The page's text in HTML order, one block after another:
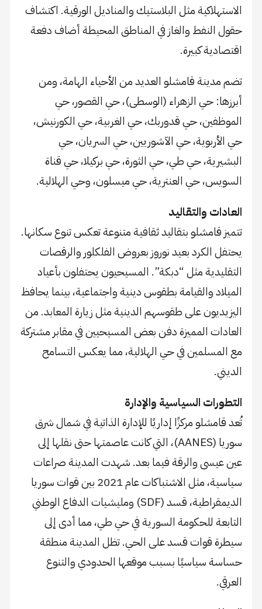
الاستهلاكية مثل البلاستيك والمناديل الورقية. اكتشاف
حقول النفط والغاز في المناطق المحيطة أضاف دفعة
اقتصادية كبيرة.
تضم مدينة قامشلو العديد من الأحياء الهامة، ومن
أبرزها: حي الزهراء (الوسطى)، حي القصور، حي
الموظفين، حي قدوربك، حي الغربية، حي الكورنيش،
حي الأربوية، حي الآشوريين، حي السريان، حي
البشيرية، حي طي، حي الثورة، حي بركيلا، حي قناة
السويس، حي العنترية، حي ميسلون، وحي الهلالية.
العادات والتقاليد
تتميز قامشلو بتقاليد ثقافية متنوعة تعكس تنوع سكانها.
يحتفل الكرد بعيد نوروز بعروض الفلكلور والرقصات
التقليدية مثل “دبكة”. المسيحيون يحتفلون بأعياد
الميلاد والقيامة بطقوس دينية واجتماعية، بينما يحافظ
اليزيديون على طقوسهم الدينية مثل زيارة المعابد. من
العادات المميزة دفن بعض المسيحيين في مقابر مشتركة
مع المسلمين في حي الهلالية، مما يعكس التسامح
الديني.
التطورات السياسية والإدارة
تُعد قامشلو مركزًا إداريًا للإدارة الذاتية في شمال شرق
سوريا (AANES)، التي كانت عاصمتها حتى نقلها إلى
عين عيسى والرقة فيما بعد. شهدت المدينة صراعات
سياسية، مثل الاشتباكات عام 2021 بين قوات سوريا
الديمقراطية، قسد (SDF) ومليشيات الدفاع الوطني
التابعة للحكومة السورية في حي طي، مما أدى إلى
سيطرة قوات قسد على الحي. تظل المدينة منطقة
حساسة سياسيًا بسبب موقعها الحدودي والتنوع
العرقي.